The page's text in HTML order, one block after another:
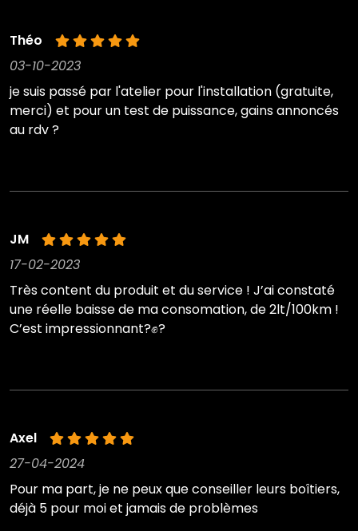
Théo
03-10-2023
je suis passé par l'atelier pour l'installation (gratuite,
merci) et pour un test de puissance, gains annoncés
au rdv ?
JM
17-02-2023
Très content du produit et du service ! J’ai constaté
une réelle baisse de ma consomation, de 2lt/100km !
C’est impressionnant?✊?
Axel
27-04-2024
Pour ma part, je ne peux que conseiller leurs boîtiers,
déjà 5 pour moi et jamais de problèmes